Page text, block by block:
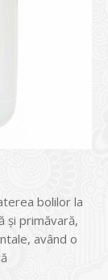
bolilor la
şi primăvară,
având o